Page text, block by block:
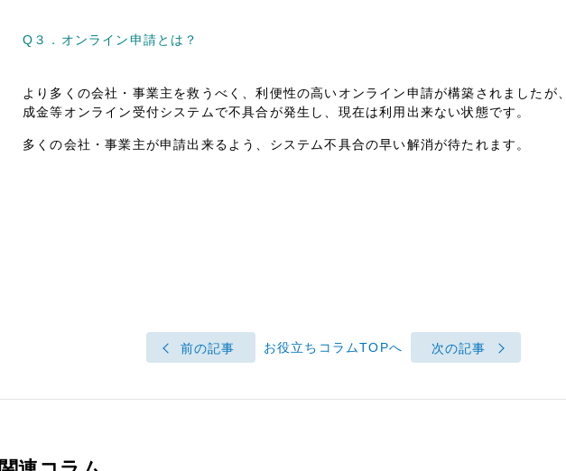
Q３．オンライン申請とは？
より多くの会社・事業主を救うべく、利便性の高いオンライン申請が構築されましたが
成金等オンライン受付システムで不具合が発生し、現在は利用出来ない状態です。
多くの会社・事業主が申請出来るよう、システム不具合の早い解消が待たれます。
前の記事 お役立ちコラムTOPへ 次の記事